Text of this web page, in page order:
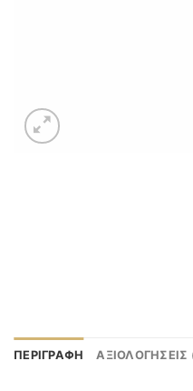
ΠΕΡΙΓΡΑΦΉ ΑΞΙΟΛΟΓΉΣΕΙΣ